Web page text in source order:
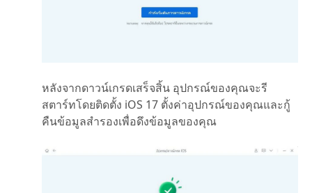
หลังจากดาวน์เกรดเสร็จสิ้น อุปกรณ์ของคุณจะรี
สตาร์ทโดยติดตั้ง iOS 17 ตั้งค่าอุปกรณ์ของคุณและกู้
คืนข้อมูลสำรองเพื่อดึงข้อมูลของคุณ